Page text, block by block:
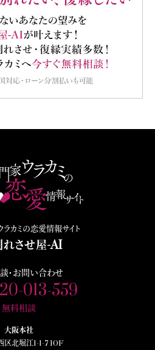
カミの恋愛情報サイト
させ屋-AI
・お問い合わせ
013-559
無料相談
大阪本社
区北堀江1-1-7 10F